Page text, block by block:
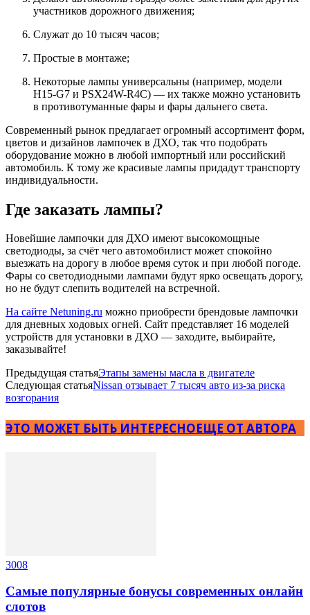
участников дорожного движения;
Служат до 10 тысяч часов;
Простые в монтаже;
Некоторые лампы универсальны (например, модели
H15-G7 и PSX24W-R4С) — их также можно установить
в противотуманные фары и фары дальнего света.
Современный рынок предлагает огромный ассортимент форм,
цветов и дизайнов лампочек в ДХО, так что подобрать
оборудование можно в любой импортный или российский
автомобиль. К тому же красивые лампы придадут транспорту
индивидуальности.
Где заказать лампы?
Новейшие лампочки для ДХО имеют высокомощные
светодиоды, за счёт чего автомобилист может спокойно
выезжать на дорогу в любое время суток и при любой погоде.
Фары со светодиодными лампами будут ярко освещать дорогу,
но не будут слепить водителей на встречной.
На сайте Netuning.ru можно приобрести брендовые лампочки
для дневных ходовых огней. Сайт представляет 16 моделей
устройств для установки в ДХО — заходите, выбирайте,
заказывайте!
Предыдущая статьяЭтапы замены масла в двигателе
Следующая статьяNissan отзывает 7 тысяч авто из-за риска
возгорания
ЭТО МОЖЕТ БЫТЬ ИНТЕРЕСНОЕЩЕ ОТ АВТОРА
3008
Самые популярные бонусы современных онлайн
слотов